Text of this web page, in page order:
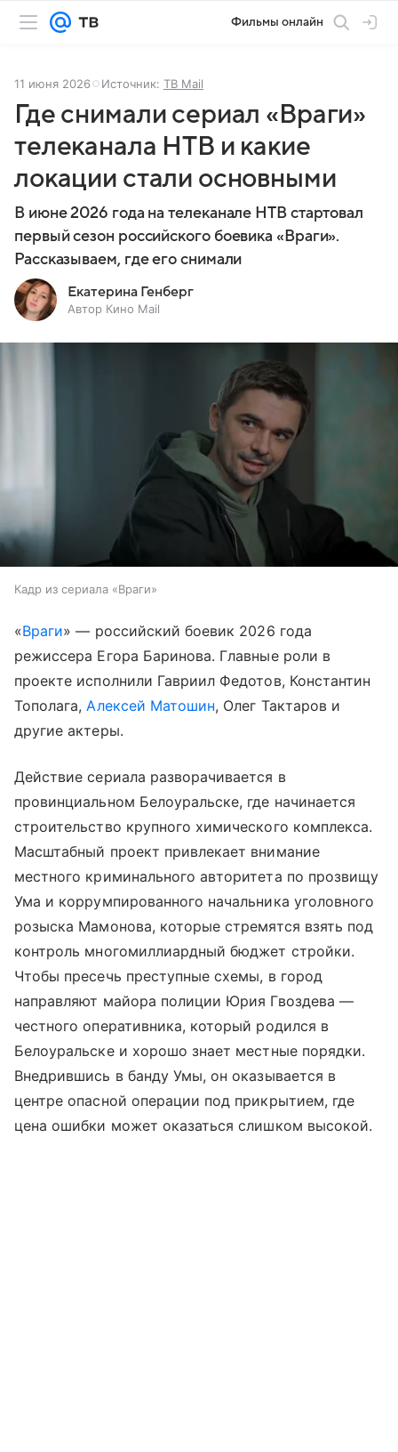
Фильмы онлайн
11 июня 2026 Источник: ТВ Mail
Где снимали сериал «Враги»
телеканала НТВ и какие
локации стали основными
В июне 2026 года на телеканале НТВ стартовал
первый сезон российского боевика «Враги».
Рассказываем, где его снимали
Екатерина Генберг
Автор Кино Mail
Кадр из сериала «Враги»
«Враги» — российский боевик 2026 года
режиссера Егора Баринова. Главные роли в
проекте исполнили Гавриил Федотов, Константин
Тополага,Алексей Матошин, Олег Тактаров и
другие актеры.
Действие сериала разворачивается в
провинциальном Белоуральске, где начинается
строительство крупного химического комплекса.
Масштабный проект привлекает внимание
местного криминального авторитета по прозвищу
Ума и коррумпированного начальника уголовного
розыска Мамонова, которые стремятся взять под
контроль многомиллиардный бюджет стройки.
Чтобы пресечь преступные схемы, в город
направляют майора полиции Юрия Гвоздева —
честного оперативника, который родился в
Белоуральске и хорошо знает местные порядки.
Внедрившись в банду Умы, он оказывается в
центре опасной операции под прикрытием, где
цена ошибки может оказаться слишком высокой.